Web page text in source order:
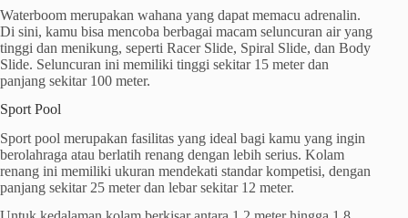
Waterboom merupakan wahana yang dapat memacu adrenalin.
Di sini, kamu bisa mencoba berbagai macam seluncuran air yang
tinggi dan menikung, seperti Racer Slide, Spiral Slide, dan Body
Slide. Seluncuran ini memiliki tinggi sekitar 15 meter dan
panjang sekitar 100 meter.
Sport Pool
Sport pool merupakan fasilitas yang ideal bagi kamu yang ingin
berolahraga atau berlatih renang dengan lebih serius. Kolam
renang ini memiliki ukuran mendekati standar kompetisi, dengan
panjang sekitar 25 meter dan lebar sekitar 12 meter.